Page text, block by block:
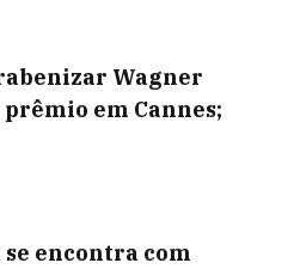
Wagner
em Cannes;
se encontra com